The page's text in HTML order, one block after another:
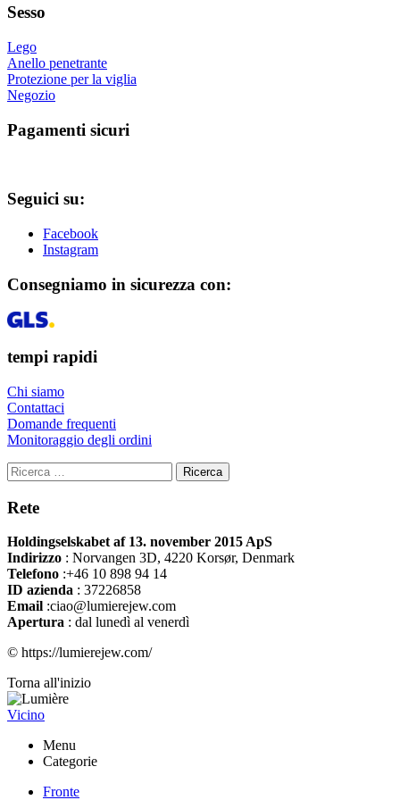
Sesso
Lego
Anello penetrante
Protezione per la viglia
Negozio
Pagamenti sicuri
Seguici su:
Facebook
Instagram
Consegniamo in sicurezza con:
tempi rapidi
Chi siamo
Contattaci
Domande frequenti
Monitoraggio degli ordini
Ricerca
Rete
Holdingselskabet af 13. november 2015 ApS
Indirizzo : Norvangen 3D, 4220 Korsør, Denmark
Telefono :+46 10 898 94 14
ID azienda : 37226858
Email :ciao@lumierejew.com
Apertura : dal lunedì al venerdì
© https://lumierejew.com/
Torna all'inizio
Vicino
Menu
Categorie
Fronte